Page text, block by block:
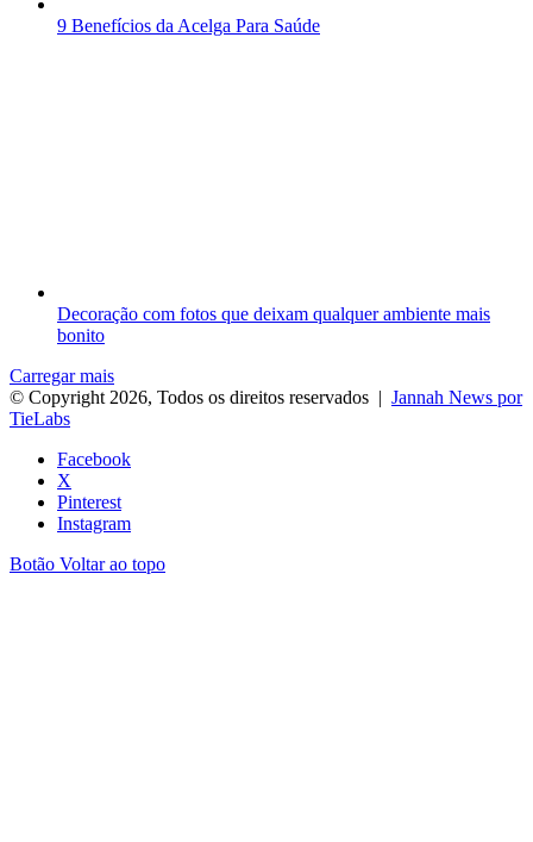
9 Benefícios da Acelga Para Saúde
Decoração com fotos que deixam qualquer ambiente mais
bonito
Carregar mais
© Copyright 2026, Todos os direitos reservados | Jannah News por
TieLabs
Facebook
X
Pinterest
Instagram
Botão Voltar ao topo